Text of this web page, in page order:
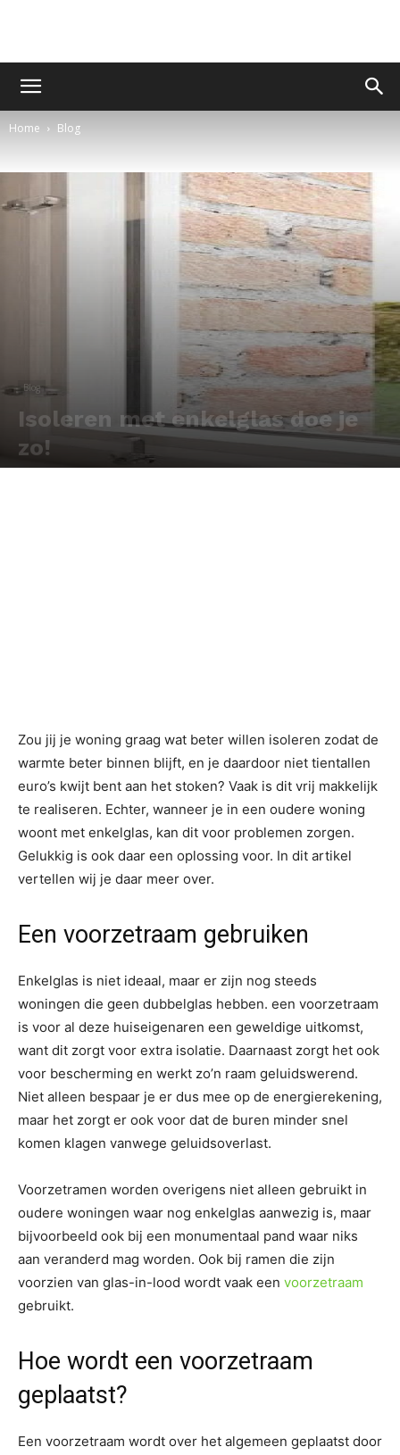
Home Blog
Blog
Isoleren met enkelglas doe je
zo!
Zou jij je woning graag wat beter willen isoleren zodat de
warmte beter binnen blijft, en je daardoor niet tientallen
euro’s kwijt bent aan het stoken? Vaak is dit vrij makkelijk
te realiseren. Echter, wanneer je in een oudere woning
woont met enkelglas, kan dit voor problemen zorgen.
Gelukkig is ook daar een oplossing voor. In dit artikel
vertellen wij je daar meer over.
Een voorzetraam gebruiken
Enkelglas is niet ideaal, maar er zijn nog steeds
woningen die geen dubbelglas hebben. een voorzetraam
is voor al deze huiseigenaren een geweldige uitkomst,
want dit zorgt voor extra isolatie. Daarnaast zorgt het ook
voor bescherming en werkt zo’n raam geluidswerend.
Niet alleen bespaar je er dus mee op de energierekening,
maar het zorgt er ook voor dat de buren minder snel
komen klagen vanwege geluidsoverlast.
Voorzetramen worden overigens niet alleen gebruikt in
oudere woningen waar nog enkelglas aanwezig is, maar
bijvoorbeeld ook bij een monumentaal pand waar niks
aan veranderd mag worden. Ook bij ramen die zijn
voorzien van glas-in-lood wordt vaak een voorzetraam
gebruikt.
Hoe wordt een voorzetraam
geplaatst?
Een voorzetraam wordt over het algemeen geplaatst door